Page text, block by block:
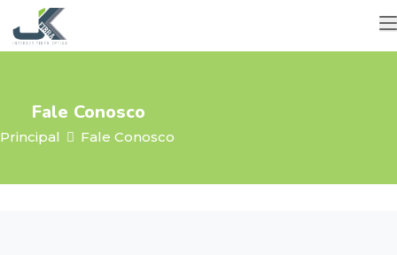
Fale Conosco
Principal Fale Conosco